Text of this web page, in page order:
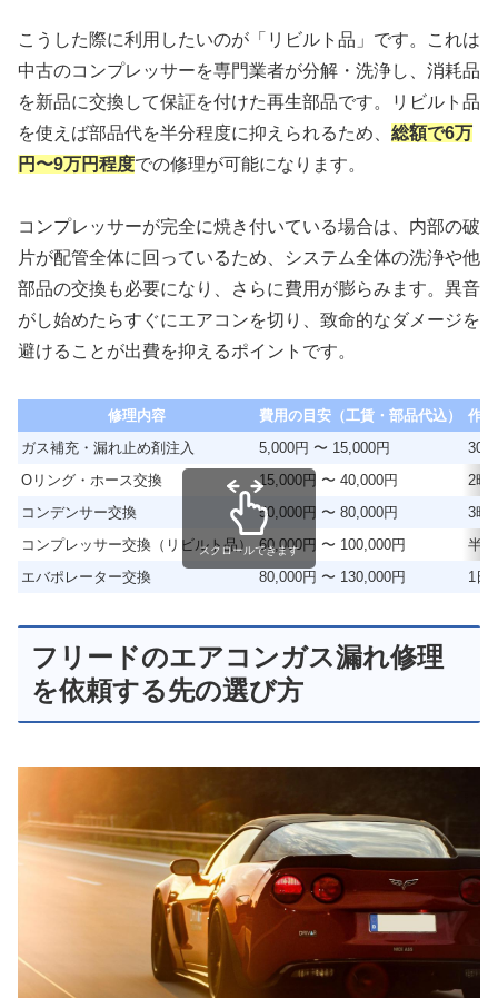
こうした際に利用したいのが「リビルト品」です。これは
中古のコンプレッサーを専門業者が分解・洗浄し、消耗品
を新品に交換して保証を付けた再生部品です。リビルト品
を使えば部品代を半分程度に抑えられるため、 総額で6万
円〜9万円程度での修理が可能になります。
コンプレッサーが完全に焼き付いている場合は、内部の破
片が配管全体に回っているため、システム全体の洗浄や他
部品の交換も必要になり、さらに費用が膨らみます。異音
がし始めたらすぐにエアコンを切り、致命的なダメージを
避けることが出費を抑えるポイントです。
修理内容 費用の目安（工賃・部品代込）
作
ガス補充・漏れ止め剤注入
5,000円 〜 15,000円
30
Oリング・ホース交換
15,000円 〜 40,000円
2時
コンデンサー交換
50,000円 〜 80,000円
3時
コンプレッサー交換（リビルト品） 60,000円 〜 100,000円
半
エバポレーター交換
80,000円 〜 130,000円 1日
スクロールできます
フリードのエアコンガス漏れ修理
を依頼する先の選び方